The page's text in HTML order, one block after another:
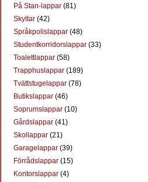
På Stan-lappar (81)
Skyltar (42)
Språkpolislappar (48)
Studentkorridorslappar (33)
Toalettlappar (58)
Trapphuslappar (189)
Tvättstugelappar (78)
Butikslappar (46)
Soprumslappar (10)
Gårdslappar (41)
Skollappar (21)
Garagelappar (39)
Förrådslappar (15)
Kontorslappar (4)